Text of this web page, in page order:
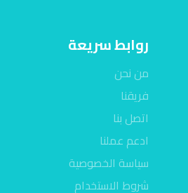
روابط سريعة
من نحن
فريقنا
اتصل بنا
ادعم عملنا
سياسة الخصوصية
شروط الاستخدام